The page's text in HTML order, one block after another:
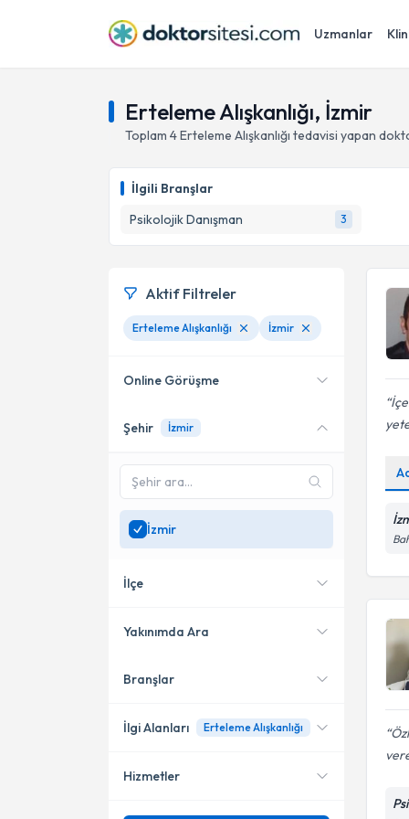
Uzmanlar
Erteleme Alışkanlığı, İzmir
Toplam 4Erteleme Alışkanlığı tedavisi yapan
İlgili Branşlar
Psikolojik Danışman
3
Aktif Filtreler
Erteleme Alışkanlığı İzmir
Online Görüşme
Online danışmanlık sunan
Sadeceİzmir
uzman ara
Şehir İzmir
İzmir
İlçe
Karşıyaka
Buca
Yakınımda Ara
Konumuma yakın uzmanları
Branşlar
Psikolojik Danışman
İlgi Alanları Erteleme Alışkanlığı
Hizmetler